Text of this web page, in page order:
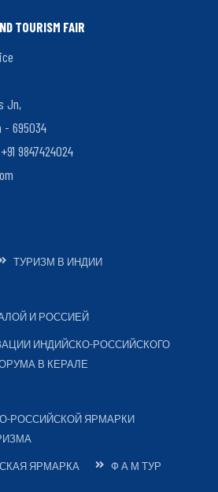
TOURISM FAIR
Jn,
- 695034
9847424024
ТУРИЗМ В ИНДИИ
И РОССИЕЙ
ИНДИЙСКО-РОССИЙСКОГО
В КЕРАЛЕ
РОССИЙСКОЙ ЯРМАРКИ
ЯРМАРКА Ф А М ТУР